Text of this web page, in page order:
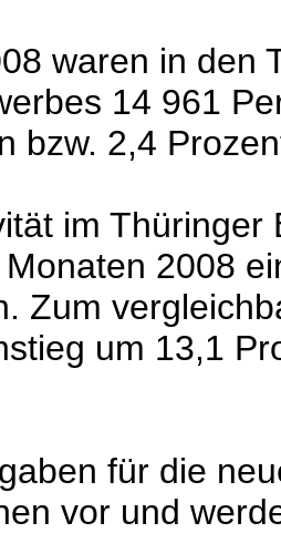
waren in den
14 961
bzw. 2,4
im
2008
Zum
um 13,1
für die
vor und